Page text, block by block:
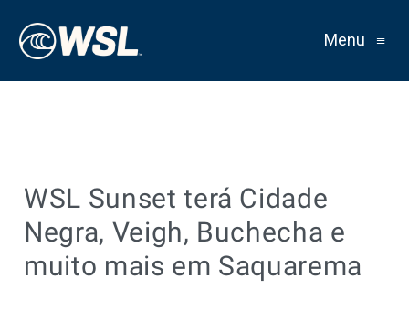
Menu ≡
WSL Sunset terá Cidade
Negra, Veigh, Buchecha e
muito mais em Saquarema